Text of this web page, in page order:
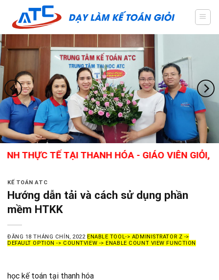
content
TẾ TẠI THANH HÓA - GIÁO VIÊN GIỎI, NHIỀU
KẾ TOÁN ATC
Hướng dẫn tải và cách sử dụng phần
mềm HTKK
ĐĂNG 18 THÁNG CHÍN, 2022 ENABLE TOOL-> ADMINISTRATOR Z ->
DEFAULT OPTION -> COUNTVIEW -> ENABLE COUNT VIEW FUNCTION
học kế toán tại thanh hóa